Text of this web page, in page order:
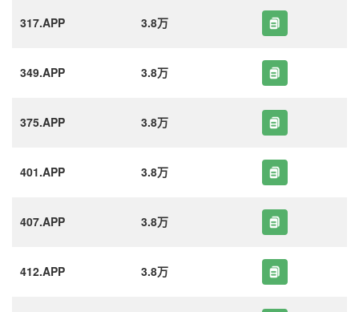
317.APP 3.8万
349.APP 3.8万
375.APP 3.8万
401.APP 3.8万
407.APP 3.8万
412.APP 3.8万